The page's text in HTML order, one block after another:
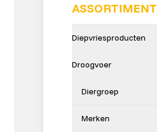
ASSORTIMENT
Diepvriesproducten
Droogvoer
Diergroep
Merken